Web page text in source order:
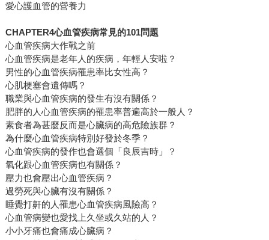
愛心護血管的營養力
CHAPTER4心血管疾病常見的101問題
心血管疾病大作戰之前
心血管疾病是老年人的疾病，年輕人安啦？
男性的心血管疾病罹患率比女性高？
心肌梗塞會遺傳嗎？
職業與心血管疾病的發生有沒有關係？
肥胖的人心血管疾病的罹患率普遍高於一般人？
素食者為甚麼反而是心臟病的高危險族群？
為什麼心血管疾病特別好發於冬季？
心血管疾病的發作也會選個「良辰吉時」？
氧化跟心血管疾病也有關係？
壓力也會壓出心血管疾病？
過勞死與心臟有沒有關係？
睡覺打鼾的人罹患心血管疾病風險高？
心血管病變也愛找上久坐或久站的人？
小小牙痛也會痛成心臟病？